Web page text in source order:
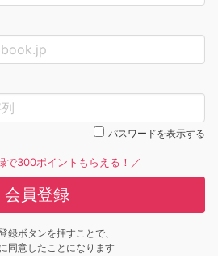
パスワードを表示する
で300ポイントもらえる！／
会員登録
録ボタンを押すことで、
に同意したことになります